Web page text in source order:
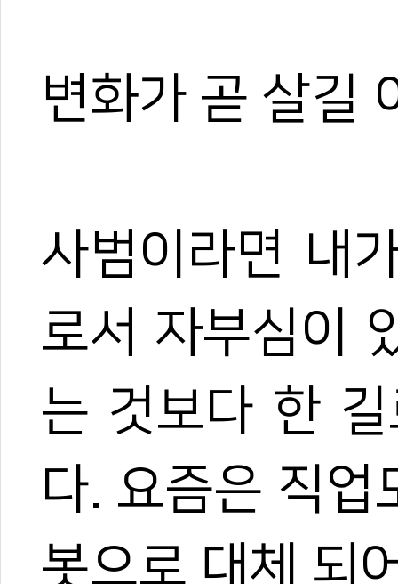
변화가 곧 살길
사범이라면 내
로서 자부심이
는 것보다 한
다. 요즘은 직
봇으로 대체 되